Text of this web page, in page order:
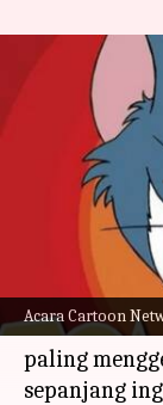
Acara Cartoon
Acara
Yang
Handoko
Apa ceritanya
Dalam dunia
telah lama
paling
sepanjang